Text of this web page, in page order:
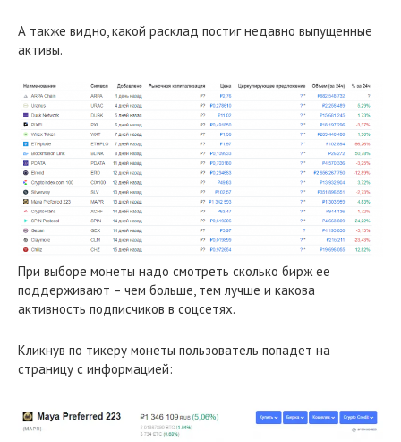
А также видно, какой расклад постиг недавно выпущенные
активы.
При выборе монеты надо смотреть сколько бирж ее
поддерживают – чем больше, тем лучше и какова
активность подписчиков в соцсетях.
Кликнув по тикеру монеты пользователь попадет на
страницу с информацией: